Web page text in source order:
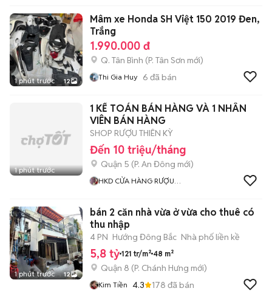
1 phút trước 12
Mâm xe Honda SH Việt 150 2019 Đen,
Trắng
1.990.000 đ
Q. Tân Bình (P. Tân Sơn mới)
Thi Gia Huy 6 đã bán
1 phút trước
1 KẾ TOÁN BÁN HÀNG VÀ 1 NHÂN
VIÊN BÁN HÀNG
SHOP RƯỢU THIÊN KỲ
Đến 10 triệu/tháng
Quận 5 (P. An Đông mới)
HKD CỬA HÀNG RƯỢU
1 phút trước 12
bán 2 căn nhà vừa ở vừa cho thuê có
thu nhập
4 PN Hướng Đông Bắc Nhà phố liền kề
5,8 tỷ 121 tr/m² 48 m²
Quận 8 (P. Chánh Hưng mới)
Kim Tiền 4.3 178 đã bán